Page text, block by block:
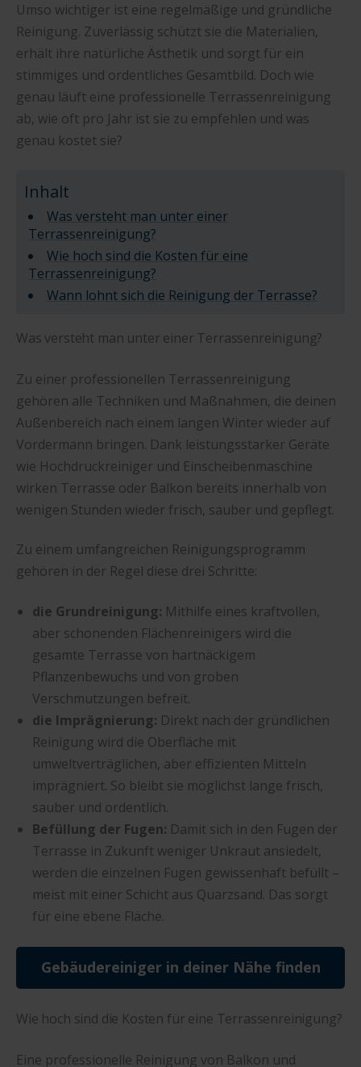
Umso wichtiger ist eine regelmäßige und gründliche
Reinigung. Zuverlässig schützt sie die Materialien,
erhält ihre natürliche Ästhetik und sorgt für ein
stimmiges und ordentliches Gesamtbild. Doch wie
genau läuft eine professionelle Terrassenreinigung
ab, wie oft pro Jahr ist sie zu empfehlen und was
genau kostet sie?
Inhalt
Was versteht man unter einer
Terrassenreinigung?
Wie hoch sind die Kosten für eine
Terrassenreinigung?
Wann lohnt sich die Reinigung der Terrasse?
Was versteht man unter einer Terrassenreinigung?
Zu einer professionellen Terrassenreinigung
gehören alle Techniken und Maßnahmen, die deinen
Außenbereich nach einem langen Winter wieder auf
Vordermann bringen. Dank leistungsstarker Geräte
wie Hochdruckreiniger und Einscheibenmaschine
wirken Terrasse oder Balkon bereits innerhalb von
wenigen Stunden wieder frisch, sauber und gepflegt.
Zu einem umfangreichen Reinigungsprogramm
gehören in der Regel diese drei Schritte:
die Grundreinigung: Mithilfe eines kraftvollen,
aber schonenden Flächenreinigers wird die
gesamte Terrasse von hartnäckigem
Pflanzenbewuchs und von groben
Verschmutzungen befreit.
die Imprägnierung: Direkt nach der gründlichen
Reinigung wird die Oberfläche mit
umweltverträglichen, aber effizienten Mitteln
imprägniert. So bleibt sie möglichst lange frisch,
sauber und ordentlich.
Befüllung der Fugen: Damit sich in den Fugen der
Terrasse in Zukunft weniger Unkraut ansiedelt,
werden die einzelnen Fugen gewissenhaft befüllt –
meist mit einer Schicht aus Quarzsand. Das sorgt
für eine ebene Fläche.
Gebäudereiniger in deiner Nähe finden
Wie hoch sind die Kosten für eine Terrassenreinigung?
Eine professionelle Reinigung von Balkon und